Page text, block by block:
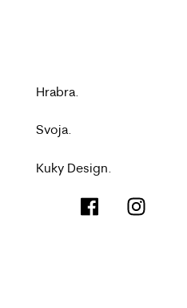
Hrabra.
Svoja.
Kuky Design.